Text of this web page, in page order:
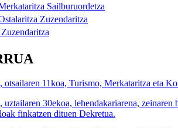
Sailburuordetza
Zuzendaritza
11koa, Turismo, Merkataritza eta
30ekoa, lehendakariarena, zeinaren
finkatzen dituen Dekretua.